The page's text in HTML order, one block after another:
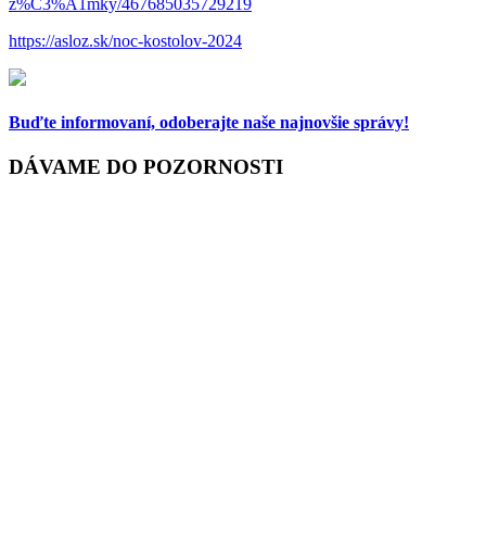
https://asloz.sk/noc-kostolov-2024
Buďte informovaní, odoberajte naše najnovšie správy!
DÁVAME DO POZORNOSTI